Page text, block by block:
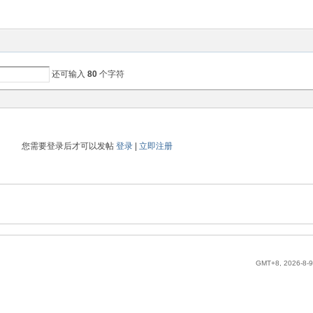
还可输入 80 个字符
您需要登录后才可以发帖 登录 立即注册
GMT+8, 2026-8-